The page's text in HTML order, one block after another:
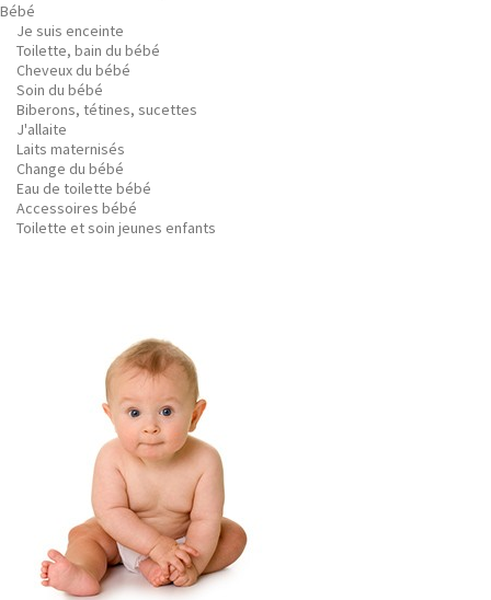
Bébé
Je suis enceinte
Toilette, bain du bébé
Cheveux du bébé
Soin du bébé
Biberons, tétines, sucettes
J'allaite
Laits maternisés
Change du bébé
Eau de toilette bébé
Accessoires bébé
Toilette et soin jeunes enfants